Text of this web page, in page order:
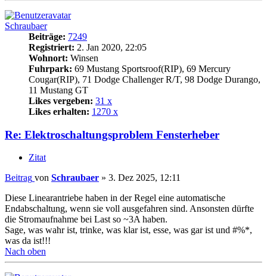
Schraubaer
Beiträge: 7249
Registriert: 2. Jan 2020, 22:05
Wohnort: Winsen
Fuhrpark: 69 Mustang Sportsroof(RIP), 69 Mercury
Cougar(RIP), 71 Dodge Challenger R/T, 98 Dodge Durango,
11 Mustang GT
Likes vergeben: 31 x
Likes erhalten: 1270 x
Re: Elektroschaltungsproblem Fensterheber
Zitat
Beitrag von Schraubaer » 3. Dez 2025, 12:11
Diese Linearantriebe haben in der Regel eine automatische
Endabschaltung, wenn sie voll ausgefahren sind. Ansonsten dürfte
die Stromaufnahme bei Last so ~3A haben.
Sage, was wahr ist, trinke, was klar ist, esse, was gar ist und #%*,
was da ist!!!
Nach oben